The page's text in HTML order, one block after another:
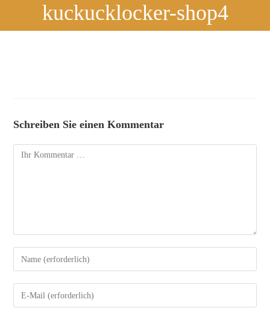
kuckucklocker-shop4
Schreiben Sie einen Kommentar